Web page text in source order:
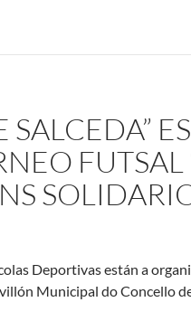
FUTSAL
Deportivas están a
Municipal do Concello